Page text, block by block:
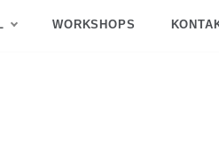
WORKSHOPS